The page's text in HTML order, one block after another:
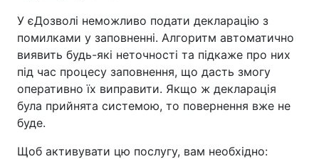
У єДозволі неможливо подати декларацію з
помилками у заповненні. Алгоритм автоматично
виявить будь-які неточності та підкаже про них
під час процесу заповнення, що дасть змогу
оперативно їх виправити. Якщо ж декларація
була прийнята системою, то повернення вже не
буде.
Щоб активувати цю послугу, вам необхідно: